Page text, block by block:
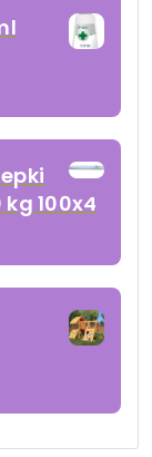
100x4